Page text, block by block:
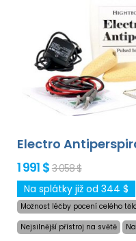
Electro
1 991 $ 3 058 $
Na splátky již od 344 $
Možnost léčby pocení celého
Nejsilnější přístroj na světě